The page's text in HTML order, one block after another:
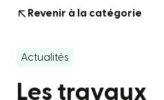
Revenir à la catégorie
Actualités
Les travaux